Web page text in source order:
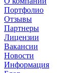
Портфолио
Отзывы
Партнеры
Лицензии
Вакансии
Новости
Информация